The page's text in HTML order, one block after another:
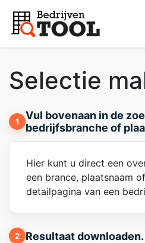
Selectie
1
Vul bovenaan in de
bedrijfsbranche of
Hier kunt u direct een
een brance, plaatsnaam
detailpagina van een
2 Resultaat downloaden.